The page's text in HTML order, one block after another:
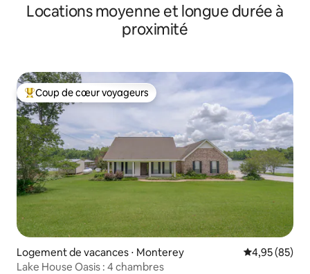
Locations moyenne et longue durée à
proximité
Coups de cœur voyageurs les plus appréciés
Coup de cœur voyageurs
Logement de vacances ⋅ Monterey Évaluation
4,95 (85)
Lake House Oasis : 4 chambres